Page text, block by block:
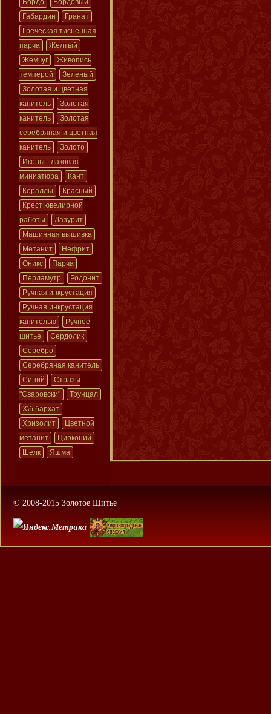
Бордо
Бордовый
Габардин
Гранат
Греческая тисненная
парча
Желтый
Жемчуг
Живопись
темперой
Зеленый
Золотая и цветная
канитель
Золотая
канитель
Золотая
серебряная и цветная
канитель
Золото
Иконы - лаковая
миниатюра
Кант
Кораллы
Красный
Крест ювелирной
работы
Лазурит
Машинная вышивка
Метанит
Нефрит
Оникс
Парча
Перламутр
Родонит
Ручная инкрустация
Ручная инкрустация
канителью
Ручное
шитье
Сердолик
Серебро
Серебряная канитель
Синий
Стразы
"Сваровски"
Трунцал
Х\б бархат
Хризолит
Цветной
метанит
Цирконий
Шелк
Яшма
© 2008-2015 Золотое Шитье